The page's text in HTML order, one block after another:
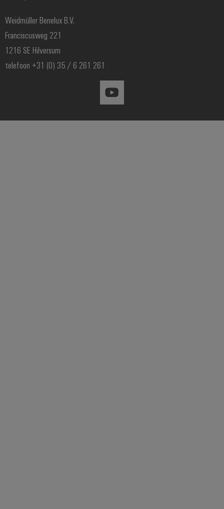
Weidmüller Benelux B.V.
Franciscusweg 221
1216 SE Hilversum
telefoon +31 (0) 35 / 6 261 261